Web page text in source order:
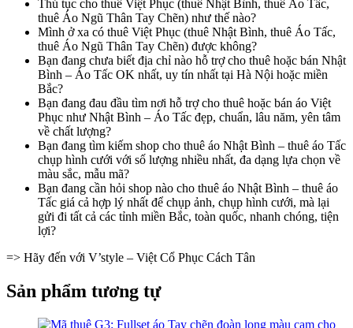
Thủ tục cho thuê Việt Phục (thuê Nhật Bình, thuê Áo Tấc,
thuê Áo Ngũ Thân Tay Chẽn) như thế nào?
Mình ở xa có thuê Việt Phục (thuê Nhật Bình, thuê Áo Tấc,
thuê Áo Ngũ Thân Tay Chẽn) được không?
Bạn đang chưa biết địa chỉ nào hỗ trợ cho thuê hoặc bán Nhật
Bình – Áo Tấc OK nhất, uy tín nhất tại Hà Nội hoặc miền
Bắc?
Bạn đang đau đầu tìm nơi hỗ trợ cho thuê hoặc bán áo Việt
Phục như Nhật Bình – Áo Tấc đẹp, chuẩn, lâu năm, yên tâm
về chất lượng?
Bạn đang tìm kiếm shop cho thuê áo Nhật Bình – thuê áo Tấc
chụp hình cưới với số lượng nhiều nhất, đa dạng lựa chọn về
màu sắc, mẫu mã?
Bạn đang cần hỏi shop nào cho thuê áo Nhật Bình – thuê áo
Tấc giá cả hợp lý nhất để chụp ảnh, chụp hình cưới, mà lại
gửi đi tất cả các tỉnh miền Bắc, toàn quốc, nhanh chóng, tiện
lợi?
=> Hãy đến với V’style – Việt Cổ Phục Cách Tân
Sản phẩm tương tự